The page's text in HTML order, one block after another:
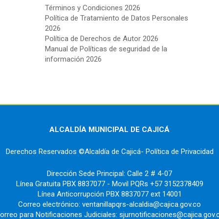
Términos y Condiciones 2026
Política de Tratamiento de Datos Personales
2026
Política de Derechos de Autor 2026
Manual de Políticas de seguridad de la
información 2026
ALCALDÍA MUNICIPAL DE CAJICÁ
Derechos Reservados ©Alcaldía de Cajicá- Política de Privacidad
Dirección Sede Principal: Calle 2 # 4-07
Línea Gratuita PBX 8837077 - Movil PQRs +57 3152378409
Línea Anticorrupción PBX 8837077 ext 14001
Correo electrónico: ventanillapqrs-alcaldia@cajica.gov.co
para Notificaciones Judiciales: